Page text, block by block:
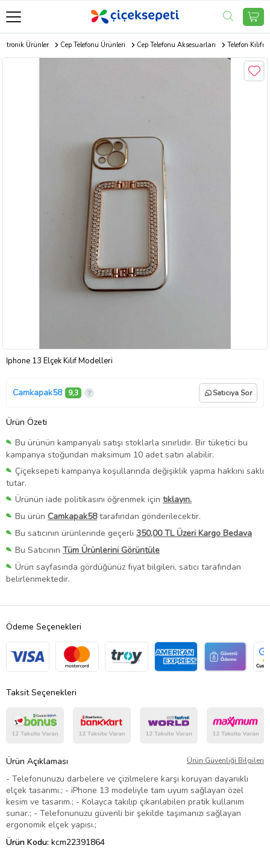
Ürünler Cep Telefonu Ürünleri Cep Telefonu Aksesuarları Telefon Kılıfı
İphone 13 Elçek Kılıf Modelleri
Camkapak58 9,3 Satıcıya Sor
Ürün Özeti
Bu ürünün kampanyalı satışı stoklarla sınırlıdır. Bir tüketici bu
kampanya stoğundan maksimum 10 adet satın alabilir.
Çiçeksepeti kampanya koşullarında değişiklik yapma hakkını saklı
tutar.
Ürünün iade politikasını öğrenmek için tıklayın.
Bu ürün Camkapak58tarafından gönderilecektir.
Bu satıcının ürünlerinde geçerli 350,00 TL Üzeri Kargo Bedava
Bu Satıcının Tüm Ürünlerini Görüntüle
Ürün sayfasında gördüğünüz fiyat bilgileri, satıcı tarafından
belirlenmektedir.
Ödeme Seçenekleri
Taksit Seçenekleri
Ürün Açıklaması Ürün Güvenliği Bilgileri
- Telefonunuzu darbelere ve çizilmelere karşı koruyan dayanıklı
elçek tasarımı.; - iPhone 13 modeliyle tam uyum sağlayan özel
kesim ve tasarım.; - Kolayca takılıp çıkarılabilen pratik kullanım
sunar.; - Telefonunuzu güvenli bir şekilde taşımanızı sağlayan
ergonomik elçek yapısı.;
Ürün Kodu: kcm22391864